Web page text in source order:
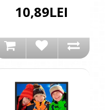
10,89LEI